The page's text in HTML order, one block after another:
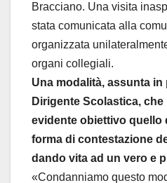
Bracciano. Una visita
stata comunicata alla
organizzata
organi collegiali.
Una modalità, assunta
Dirigente Scolastica,
evidente obiettivo quello
forma di contestazione
dando vita ad un vero e
«Condanniamo questo